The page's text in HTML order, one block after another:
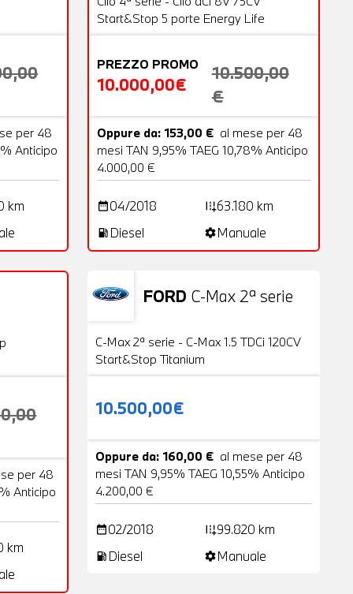
per 48
Anticipo
km
Start&Stop 5 porte Energy Life
PREZZO PROMO
10.000,00€
10.500,00
€
Oppure da: 153,00 € al mese per 48
mesi TAN 9,95% TAEG 10,78% Anticipo
4.000,00 €
date_range04/2018 add_road63.180 km
local_gas_station Diesel settingsManuale
per 48
Anticipo
km
FORD C-Max 2ª serie
VENDUTA
Usato
C-Max 2ª serie - C-Max 1.5 TDCi 120CV
Start&Stop Titanium
10.500,00€
Oppure da: 160,00 € al mese per 48
mesi TAN 9,95% TAEG 10,55% Anticipo
4.200,00 €
date_range02/2018 add_road99.820 km
local_gas_station Diesel settingsManuale